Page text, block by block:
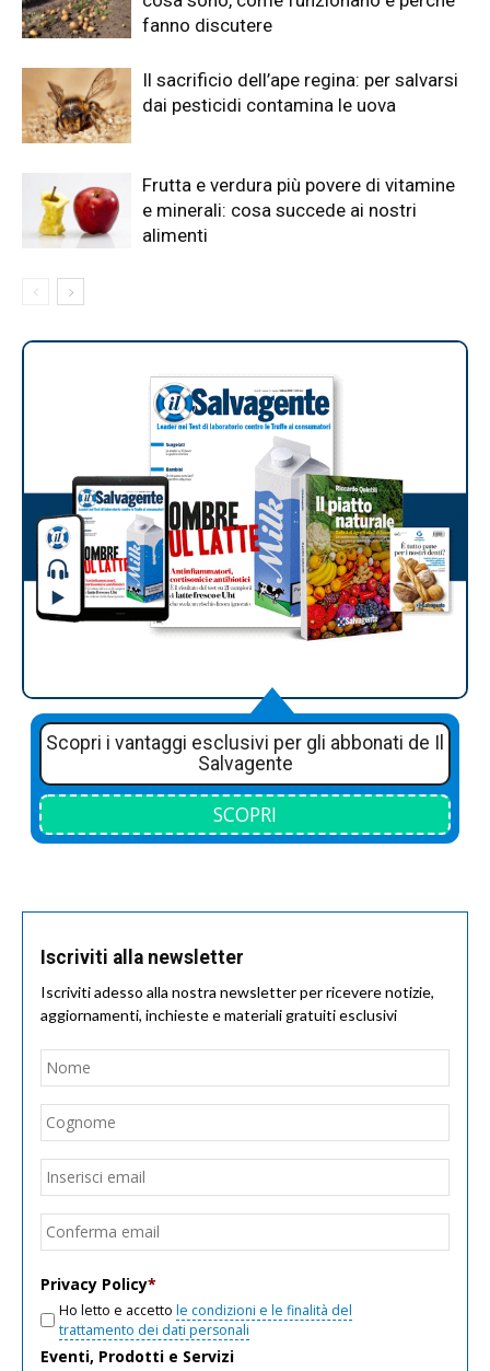
fanno discutere
Il sacrificio dell’ape regina: per salvarsi
dai pesticidi contamina le uova
Frutta e verdura più povere di vitamine
e minerali: cosa succede ai nostri
alimenti
Scopri i vantaggi esclusivi per gli abbonati de Il
Salvagente
SCOPRI
Iscriviti alla newsletter
Iscriviti adesso alla nostra newsletter per ricevere notizie,
aggiornamenti, inchieste e materiali gratuiti esclusivi
Nome
Email
Privacy Policy*
Ho letto e accetto le condizioni e le finalità del
trattamento dei dati personali
Eventi, Prodotti e Servizi